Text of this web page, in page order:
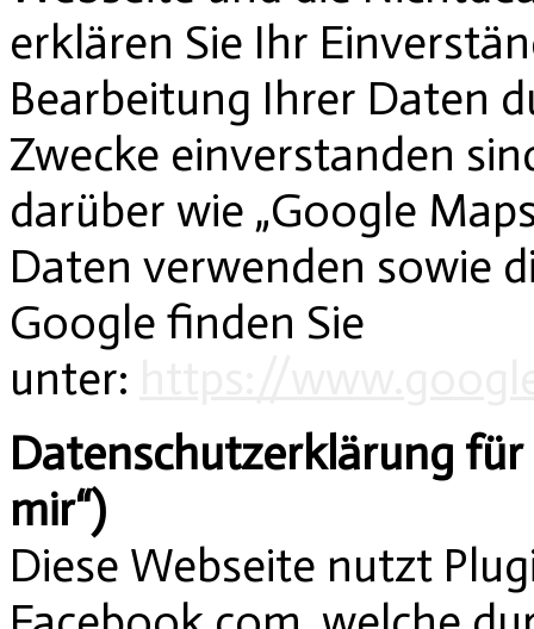
erklären Sie Ihr
Bearbeitung Ihrer Daten
Zwecke einverstanden
darüber wie „Google
Daten verwenden sowie
Google finden Sie
unter:
Datenschutzerklärung für
mir“)
Diese Webseite nutzt